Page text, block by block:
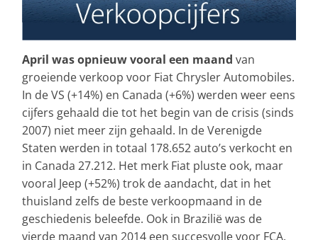
April was opnieuw vooral een maand van
groeiende verkoop voor Fiat Chrysler Automobiles.
In de VS (+14%) en Canada (+6%) werden weer eens
cijfers gehaald die tot het begin van de crisis (sinds
2007) niet meer zijn gehaald. In de Verenigde
Staten werden in totaal 178.652 auto’s verkocht en
in Canada 27.212. Het merk Fiat pluste ook, maar
vooral Jeep (+52%) trok de aandacht, dat in het
thuisland zelfs de beste verkoopmaand in de
geschiedenis beleefde. Ook in Brazilië was de
vierde maand van 2014 een succesvolle voor FCA.